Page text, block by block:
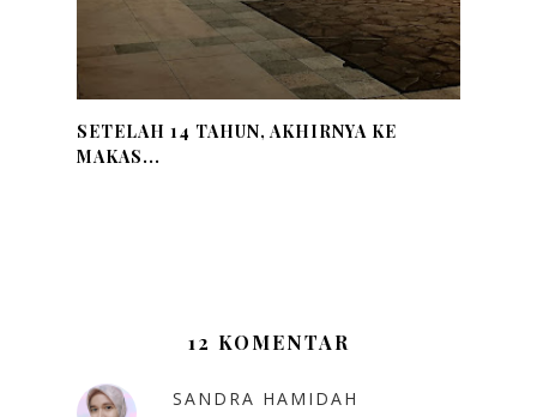
SETELAH 14 TAHUN, AKHIRNYA KE
MAKAS...
12 KOMENTAR
SANDRA HAMIDAH